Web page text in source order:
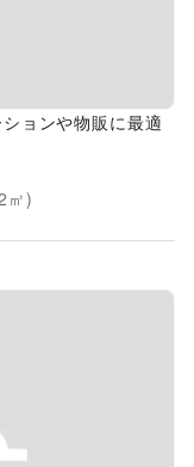
ョンや物販に最適
㎡)